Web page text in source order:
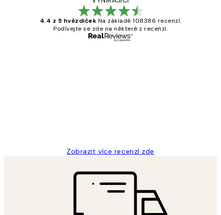
4.4 z 5 hvězdiček Na základě 108386 recenzí.
Podívejte se zde na některé z recenzí.
Zobrazit více recenzí zde